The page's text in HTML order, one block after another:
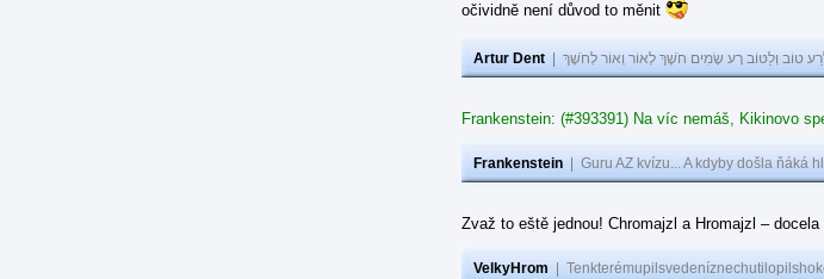
očividně není důvod to měnit
Artur Dent טוֹב וְלַטּוֹב רָע שָׂמִים חֹשֶׁךְ לְאוֹר וְאוֹר לְחֹשֶׁךְ
Frankenstein: (#393391) Na víc nemáš, Kikinovo
Frankenstein Guru AZ kvízu... A kdyby došla ňáká
Zvaž to eště jednou! Chromajzl a Hromajzl –
VelkyHrom